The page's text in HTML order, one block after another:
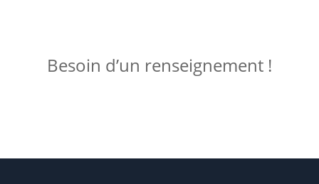
Besoin d’un renseignement !